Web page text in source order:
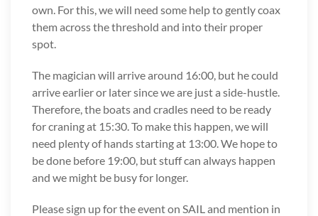
own. For this, we will need some help to gently coax
them across the threshold and into their proper
spot.
The magician will arrive around 16:00, but he could
arrive earlier or later since we are just a side-hustle.
Therefore, the boats and cradles need to be ready
for craning at 15:30. To make this happen, we will
need plenty of hands starting at 13:00. We hope to
be done before 19:00, but stuff can always happen
and we might be busy for longer.
Please sign up for the event on SAIL and mention in